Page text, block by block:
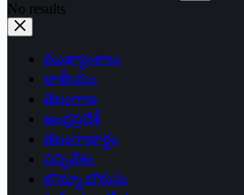
No results
ముఖ్యాంశాలు
జాతీయం
తెలంగాణ
ఆంధ్రప్రదేశ్
తెలంగాణార్థం
సన్నివేశం
బొమ్మా బొరుసు